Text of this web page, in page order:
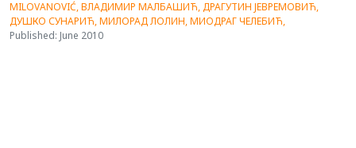
MILOVANOVIĆ, ВЛАДИМИР МАЛБАШИЋ, ДРАГУТИН ЈЕВРЕМОВИЋ,
ДУШКО СУНАРИЋ, МИЛОРАД ЛОЛИН, МИОДРАГ ЧЕЛЕБИЋ,
Published: June 2010